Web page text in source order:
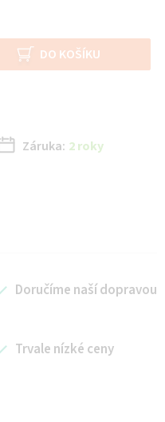
DO KOŠÍKU
Záruka: 2 roky
Doručíme naší dopravou
Trvale nízké ceny